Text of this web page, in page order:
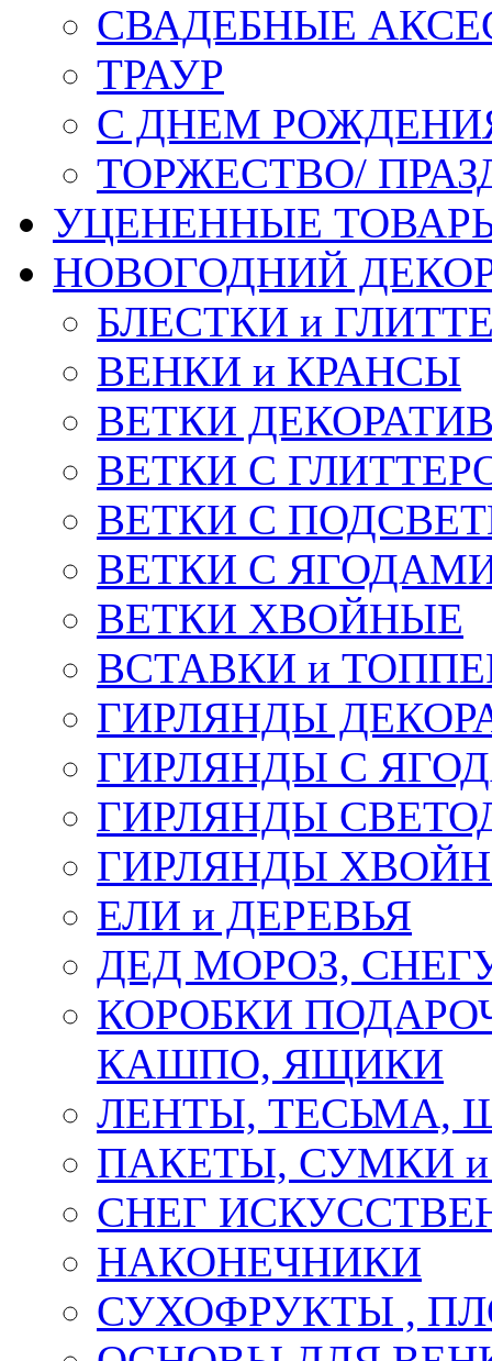
СВАДЕБНЫЕ
ТРАУР
С ДНЕМ
ТОРЖЕСТВО/
УЦЕНЕННЫЕ
НОВОГОДНИЙ
БЛЕСТКИ и
ВЕНКИ и КРАНСЫ
ВЕТКИ
ВЕТКИ С
ВЕТКИ С
ВЕТКИ С
ВЕТКИ ХВОЙНЫЕ
ВСТАВКИ и
ГИРЛЯНДЫ
ГИРЛЯНДЫ С
ГИРЛЯНДЫ
ГИРЛЯНДЫ
ЕЛИ и ДЕРЕВЬЯ
ДЕД МОРОЗ,
КОРОБКИ
КАШПО, ЯЩИКИ
ЛЕНТЫ, ТЕСЬМА,
ПАКЕТЫ, СУМКИ
СНЕГ
НАКОНЕЧНИКИ
СУХОФРУКТЫ ,